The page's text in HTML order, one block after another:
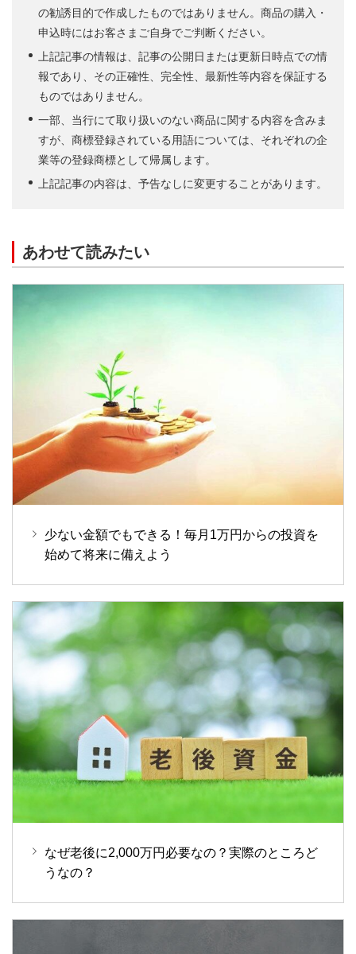
の勧誘目的で作成したものではありません。商品の購入・
申込時にはお客さまご自身でご判断ください。
上記記事の情報は、記事の公開日または更新日時点での情
報であり、その正確性、完全性、最新性等内容を保証する
ものではありません。
一部、当行にて取り扱いのない商品に関する内容を含みま
すが、商標登録されている用語については、それぞれの企
業等の登録商標として帰属します。
上記記事の内容は、予告なしに変更することがあります。
あわせて読みたい
少ない金額でもできる！毎月1万円からの投資を
始めて将来に備えよう
なぜ老後に2,000万円必要なの？実際のところど
うなの？